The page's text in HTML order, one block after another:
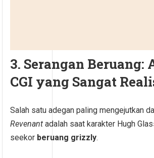
3. Serangan Beruang:
CGI yang Sangat
Salah satu adegan paling mengejutkan
Revenant adalah saat karakter Hugh
seekor beruang grizzly.